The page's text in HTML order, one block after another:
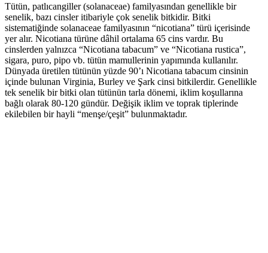
Tütün, patlıcangiller (solanaceae) familyasından genellikle bir
senelik, bazı cinsler itibariyle çok senelik bitkidir. Bitki
sistematiğinde solanaceae familyasının “nicotiana” türü içerisinde
yer alır. Nicotiana türüne dâhil ortalama 65 cins vardır. Bu
cinslerden yalnızca “Nicotiana tabacum” ve “Nicotiana rustica”,
sigara, puro, pipo vb. tütün mamullerinin yapımında kullanılır.
Dünyada üretilen tütünün yüzde 90’ı Nicotiana tabacum cinsinin
içinde bulunan Virginia, Burley ve Şark cinsi bitkilerdir. Genellikle
tek senelik bir bitki olan tütünün tarla dönemi, iklim koşullarına
bağlı olarak 80-120 gündür. Değişik iklim ve toprak tiplerinde
ekilebilen bir hayli “menşe/çeşit” bulunmaktadır.